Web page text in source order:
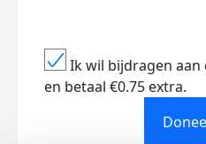
Ik wil bijdragen
en betaal €0.75 extra.